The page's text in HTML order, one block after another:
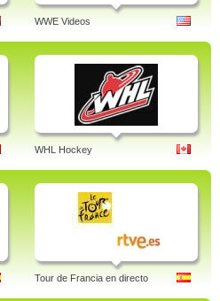
WWE Videos
WHL Hockey
Tour de Francia en directo